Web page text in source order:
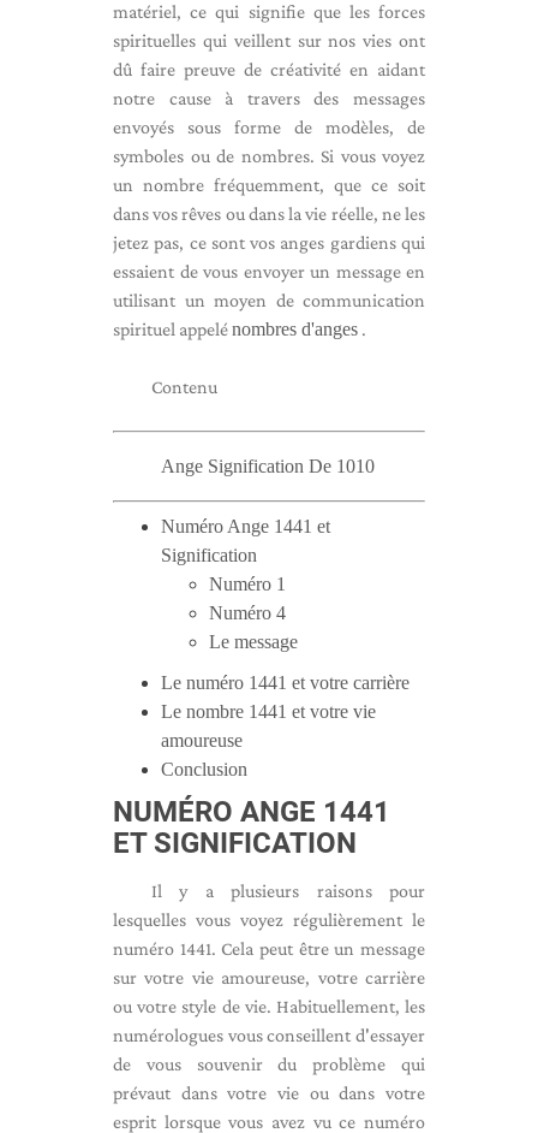
matériel, ce qui signifie que les forces
spirituelles qui veillent sur nos vies ont
dû faire preuve de créativité en aidant
notre cause à travers des messages
envoyés sous forme de modèles, de
symboles ou de nombres. Si vous voyez
un nombre fréquemment, que ce soit
dans vos rêves ou dans la vie réelle, ne les
jetez pas, ce sont vos anges gardiens qui
essaient de vous envoyer un message en
utilisant un moyen de communication
spirituel appelénombres d'anges .
Contenu
Ange Signification De 1010
Numéro Ange 1441 et
Signification
Numéro 1
Numéro 4
Le message
Le numéro 1441 et votre carrière
Le nombre 1441 et votre vie
amoureuse
Conclusion
NUMÉRO ANGE 1441
ET SIGNIFICATION
Il y a plusieurs raisons pour
lesquelles vous voyez régulièrement le
numéro 1441. Cela peut être un message
sur votre vie amoureuse, votre carrière
ou votre style de vie. Habituellement, les
numérologues vous conseillent d'essayer
de vous souvenir du problème qui
prévaut dans votre vie ou dans votre
esprit lorsque vous avez vu ce numéro